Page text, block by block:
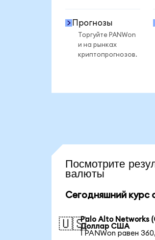
Прогнозы
Торгуйте PANWon
и на рынках
криптопрогнозов.
Посмотрите
валюты
Сегодняшний курс
🇺🇸Palo Alto Networks
Доллар США
1 PANWon равен